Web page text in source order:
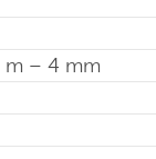
m – 4 mm